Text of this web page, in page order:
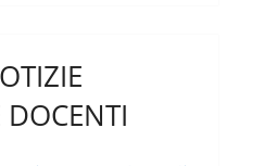
DOCENTI